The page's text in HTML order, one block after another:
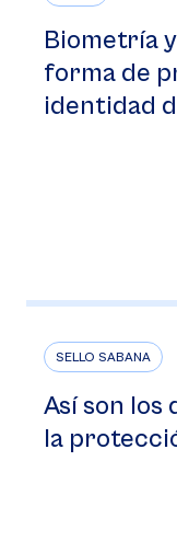
Biometría
forma de
identidad
SELLO SABANA
Así son los
la